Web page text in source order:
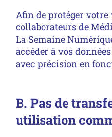
Afin de protéger votre
collaborateurs de
La Semaine
accéder à vos
avec précision en
B. Pas de
utilisation